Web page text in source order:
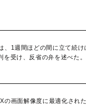
、1週間ほどの間に立て続
受け、反省の弁を述べた。
画面解像度に最適化され